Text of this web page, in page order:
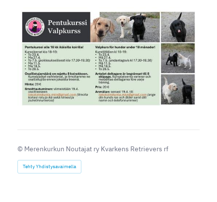
© Merenkurkun Noutajat ry Kvarkens Retrievers rf
Tehty Yhdistysavaimella